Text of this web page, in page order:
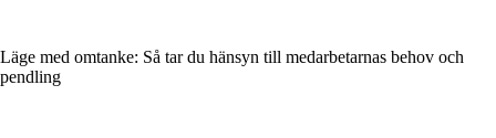
Läge med omtanke: Så tar du hänsyn till medarbetarnas behov och
pendling